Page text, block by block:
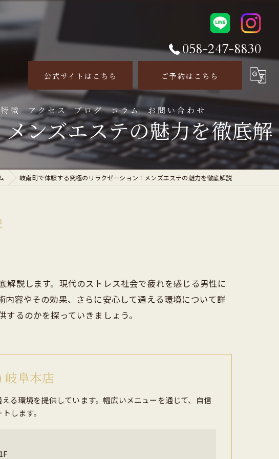
058-247-8830
公式サイトはこちら ご予約はこちら
徴
ジ
グ
アクセス ブログ コラム お問い合わせ
ンズエステの魅力を徹底解
岐南町で体験する究極のリラクゼーション！メンズエステの魅力を徹底解説
説します。現代のストレス社会で疲れを感じる男性に
容やその効果、さらに安心して通える環境について詳
るのかを探っていきましょう。
岐阜本店
る環境を提供しています。幅広いメニューを通じて、自信
します。